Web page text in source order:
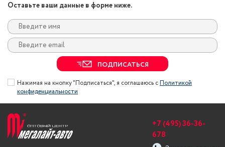
Оставьте ваши данные в форме ниже.
ПОДПИСАТЬСЯ
Нажимая на кнопку "Подписаться", я соглашаюсь сПолитикой
конфиденциальности
+7 (495) 36-36-
678